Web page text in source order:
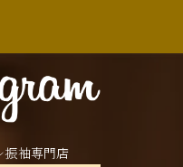
振袖専門店